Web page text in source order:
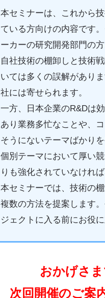
本セミナーは、これから
ている方向けの内容です
ーカーの研究開発部門の
自社技術の棚卸しと技術
いては多くの誤解があり
社には寄せられます。
一方、日本企業のR&Dは
あり業務多忙なことや、
そうにないテーマばかり
個別テーマにおいて厚い
りも強化されていなけれ
本セミナーでは、技術の
複数の方法を提案します
ジェクトに入る前にお役に
おかげさ
次回開催のご案